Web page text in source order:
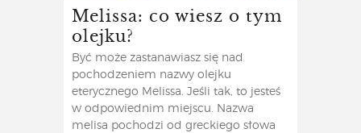
Melissa: co wiesz o tym
olejku?
Być może zastanawiasz się nad
pochodzeniem nazwy olejku
eterycznego Melissa. Jeśli tak, to jesteś
w odpowiednim miejscu. Nazwa
melisa pochodzi od greckiego słowa